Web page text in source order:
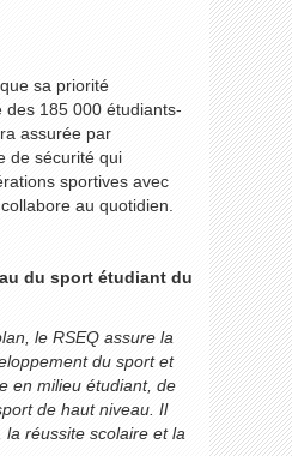
sa priorité
des 185 000 étudiants-
assurée par
de sécurité qui
sportives avec
collabore au quotidien.
du sport étudiant du
le RSEQ assure la
du sport et
en milieu étudiant, de
de haut niveau. Il
réussite scolaire et la